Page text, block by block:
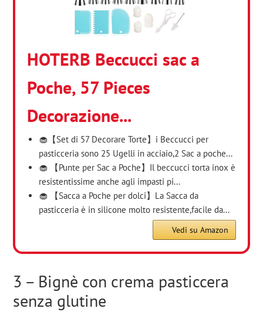
HOTERB Beccucci sac a
Poche, 57 Pieces
Decorazione...
🧁【Set di 57 Decorare Torte】i Beccucci per
pasticceria sono 25 Ugelli in acciaio,2 Sac a poche...
🧁 【Punte per Sac a Poche】Il beccucci torta inox è
resistentissime anche agli impasti pi...
🧁 【Sacca a Poche per dolci】La Sacca da
pasticceria è in silicone molto resistente,facile da...
Vedi su Amazon
3 – Bignè con crema pasticcera
senza glutine